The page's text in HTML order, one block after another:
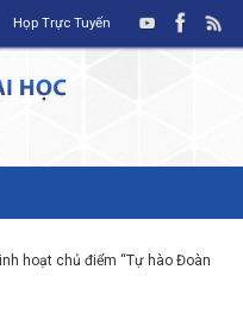
Họp Trực Tuyến
hoạt chủ điểm “Tự hào Đoàn